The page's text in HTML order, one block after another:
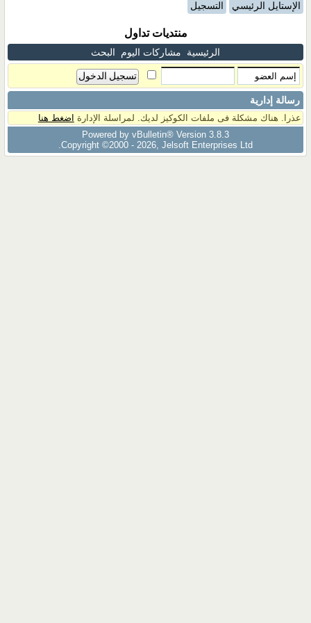
الإستايل الرئيسي التسجيل
منتديات تداول
الرئيسية مشاركات اليوم البحث
رسالة إدارية
عذرا. هناك مشكلة فى ملفات الكوكيز لديك. لمراسلة الإدارة اضغط هنا
Powered by vBulletin® Version 3.8.3
Copyright ©2000 - 2026, Jelsoft Enterprises Ltd.